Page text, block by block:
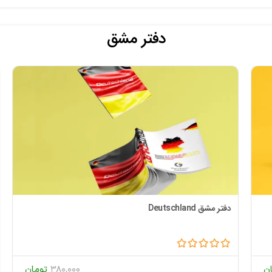
دفتر مشق
دفتر مشق Deutschland